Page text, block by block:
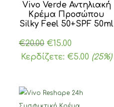
Vivo Verde Αντηλιακή
Κρέμα Προσώπου
Silky Feel 50+SPF 50ml
€20.00 Original
price
€15.00
τρέχουσα
€15.00.
Κερδίζετε:€5.00 (25%)